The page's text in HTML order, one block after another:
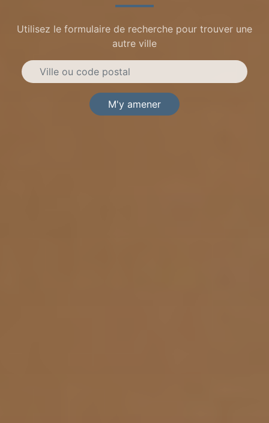
Utilisez le formulaire de recherche pour trouver une
autre ville
M'y amener